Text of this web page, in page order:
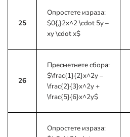
25
Опростете израза:
$0{,}2x^2 \cdot 5y –
xy \cdot x$
26
Пресметнете сбора:
$\frac{1}{2}x^2y –
\frac{2}{3}x^2y +
\frac{5}{6}x^2y$
Опростете израза: